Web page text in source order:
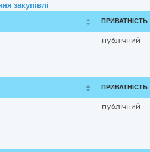
закупівлі
ПРИВАТНІСТЬ
публічний
ПРИВАТНІСТЬ
публічний